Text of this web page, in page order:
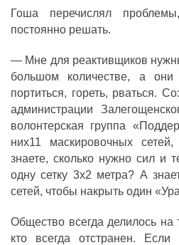
Гоша перечислял
постоянно решать.
— Мне для реактивщиков
большом количестве, а
портиться, гореть, рваться.
администрации
волонтерская группа
них11 маскировочных
знаете, сколько нужно сил и
одну сетку 3х2 метра? А
сетей, чтобы накрыть один
Общество всегда делилось на
кто всегда отстранен.